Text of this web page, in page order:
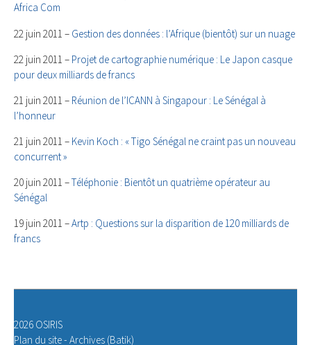
Africa Com
22 juin 2011 – Gestion des données : l’Afrique (bientôt) sur un nuage
22 juin 2011 – Projet de cartographie numérique : Le Japon casque
pour deux milliards de francs
21 juin 2011 – Réunion de l’ICANN à Singapour : Le Sénégal à
l’honneur
21 juin 2011 – Kevin Koch : « Tigo Sénégal ne craint pas un nouveau
concurrent »
20 juin 2011 –Téléphonie : Bientôt un quatrième opérateur au
Sénégal
19 juin 2011 –Artp : Questions sur la disparition de 120 milliards de
francs
2026 OSIRIS
Plan du site- Archives (Batik)